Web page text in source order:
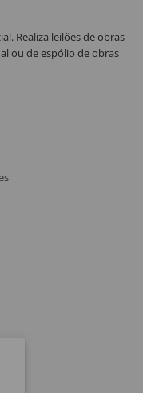
Realiza leilões de obras
ou de espólio de obras